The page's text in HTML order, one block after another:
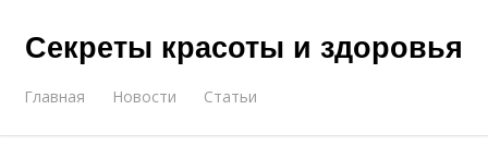
Секреты красоты и здоровья
Главная Новости Статьи